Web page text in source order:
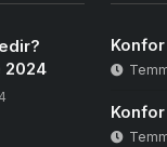
2024
Konfor
Konfor